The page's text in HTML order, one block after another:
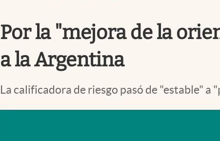
Mundial 2026
Por la "mejora de la
a la Argentina
La calificadora de riesgo pasó de "estable"